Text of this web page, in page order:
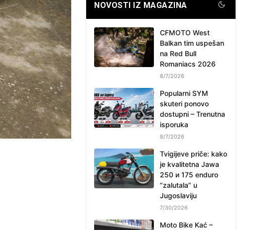
NOVOSTI IZ MAGAZINA
CFMOTO West
Balkan tim uspešan
na Red Bull
Romaniacs 2026
8/7/2026
Popularni SYM
skuteri ponovo
dostupni – Trenutna
isporuka
8/7/2026
Tvigijeve priče: kako
je kvalitetna Jawa
250 и 175 enduro
“zalutala” u
Jugoslaviju
7/30/2026
Moto Bike Kać –